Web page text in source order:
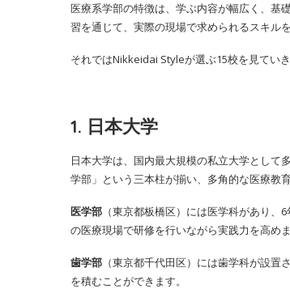
医療系学部の特徴は、学ぶ内容が幅広く、基
習を通じて、実際の現場で求められるスキル
それではNikkeidai Styleが選ぶ15校を見ていき
1. 日本大学
日本大学は、国内最大規模の私立大学として
学部」という三本柱が揃い、多角的な医療教
医学部 （東京都板橋区）には医学科があり
の医療現場で研修を行いながら実践力を高めま
歯学部 （東京都千代田区）には歯学科が設
を積むことができます。